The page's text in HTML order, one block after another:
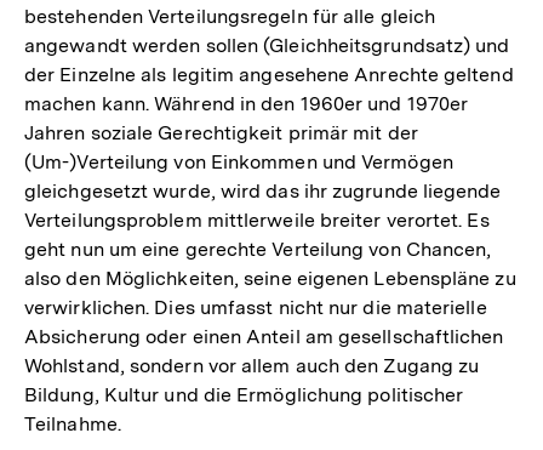
bestehenden Verteilungsregeln für alle gleich
angewandt werden sollen (Gleichheitsgrundsatz) und
der Einzelne als legitim angesehene Anrechte geltend
machen kann. Während in den 1960er und 1970er
Jahren soziale Gerechtigkeit primär mit der
(Um-)Verteilung von Einkommen und Vermögen
gleichgesetzt wurde, wird das ihr zugrunde liegende
Verteilungsproblem mittlerweile breiter verortet. Es
geht nun um eine gerechte Verteilung von Chancen,
also den Möglichkeiten, seine eigenen Lebenspläne zu
verwirklichen. Dies umfasst nicht nur die materielle
Absicherung oder einen Anteil am gesellschaftlichen
Wohlstand, sondern vor allem auch den Zugang zu
Bildung, Kultur und die Ermöglichung politischer
Teilnahme.